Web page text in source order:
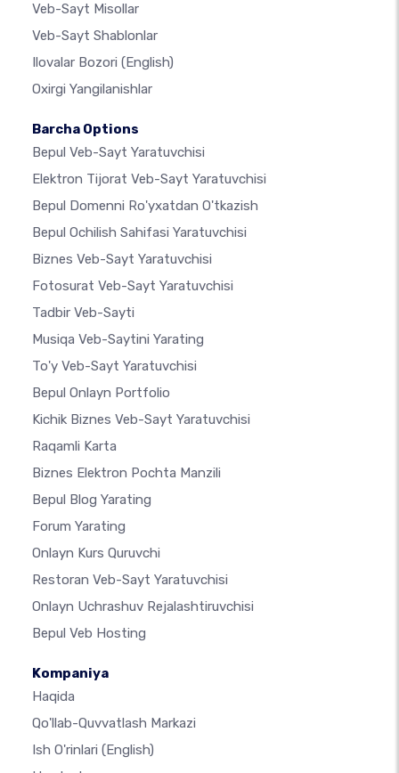
Veb-Sayt Misollar
Veb-Sayt Shablonlar
Ilovalar Bozori (English)
Oxirgi Yangilanishlar
Barcha Options
Bepul Veb-Sayt Yaratuvchisi
Elektron Tijorat Veb-Sayt Yaratuvchisi
Bepul Domenni Ro'yxatdan O'tkazish
Bepul Ochilish Sahifasi Yaratuvchisi
Biznes Veb-Sayt Yaratuvchisi
Fotosurat Veb-Sayt Yaratuvchisi
Tadbir Veb-Sayti
Musiqa Veb-Saytini Yarating
To'y Veb-Sayt Yaratuvchisi
Bepul Onlayn Portfolio
Kichik Biznes Veb-Sayt Yaratuvchisi
Raqamli Karta
Biznes Elektron Pochta Manzili
Bepul Blog Yarating
Forum Yarating
Onlayn Kurs Quruvchi
Restoran Veb-Sayt Yaratuvchisi
Onlayn Uchrashuv Rejalashtiruvchisi
Bepul Veb Hosting
Kompaniya
Haqida
Qo'llab-Quvvatlash Markazi
Ish O'rinlari (English)